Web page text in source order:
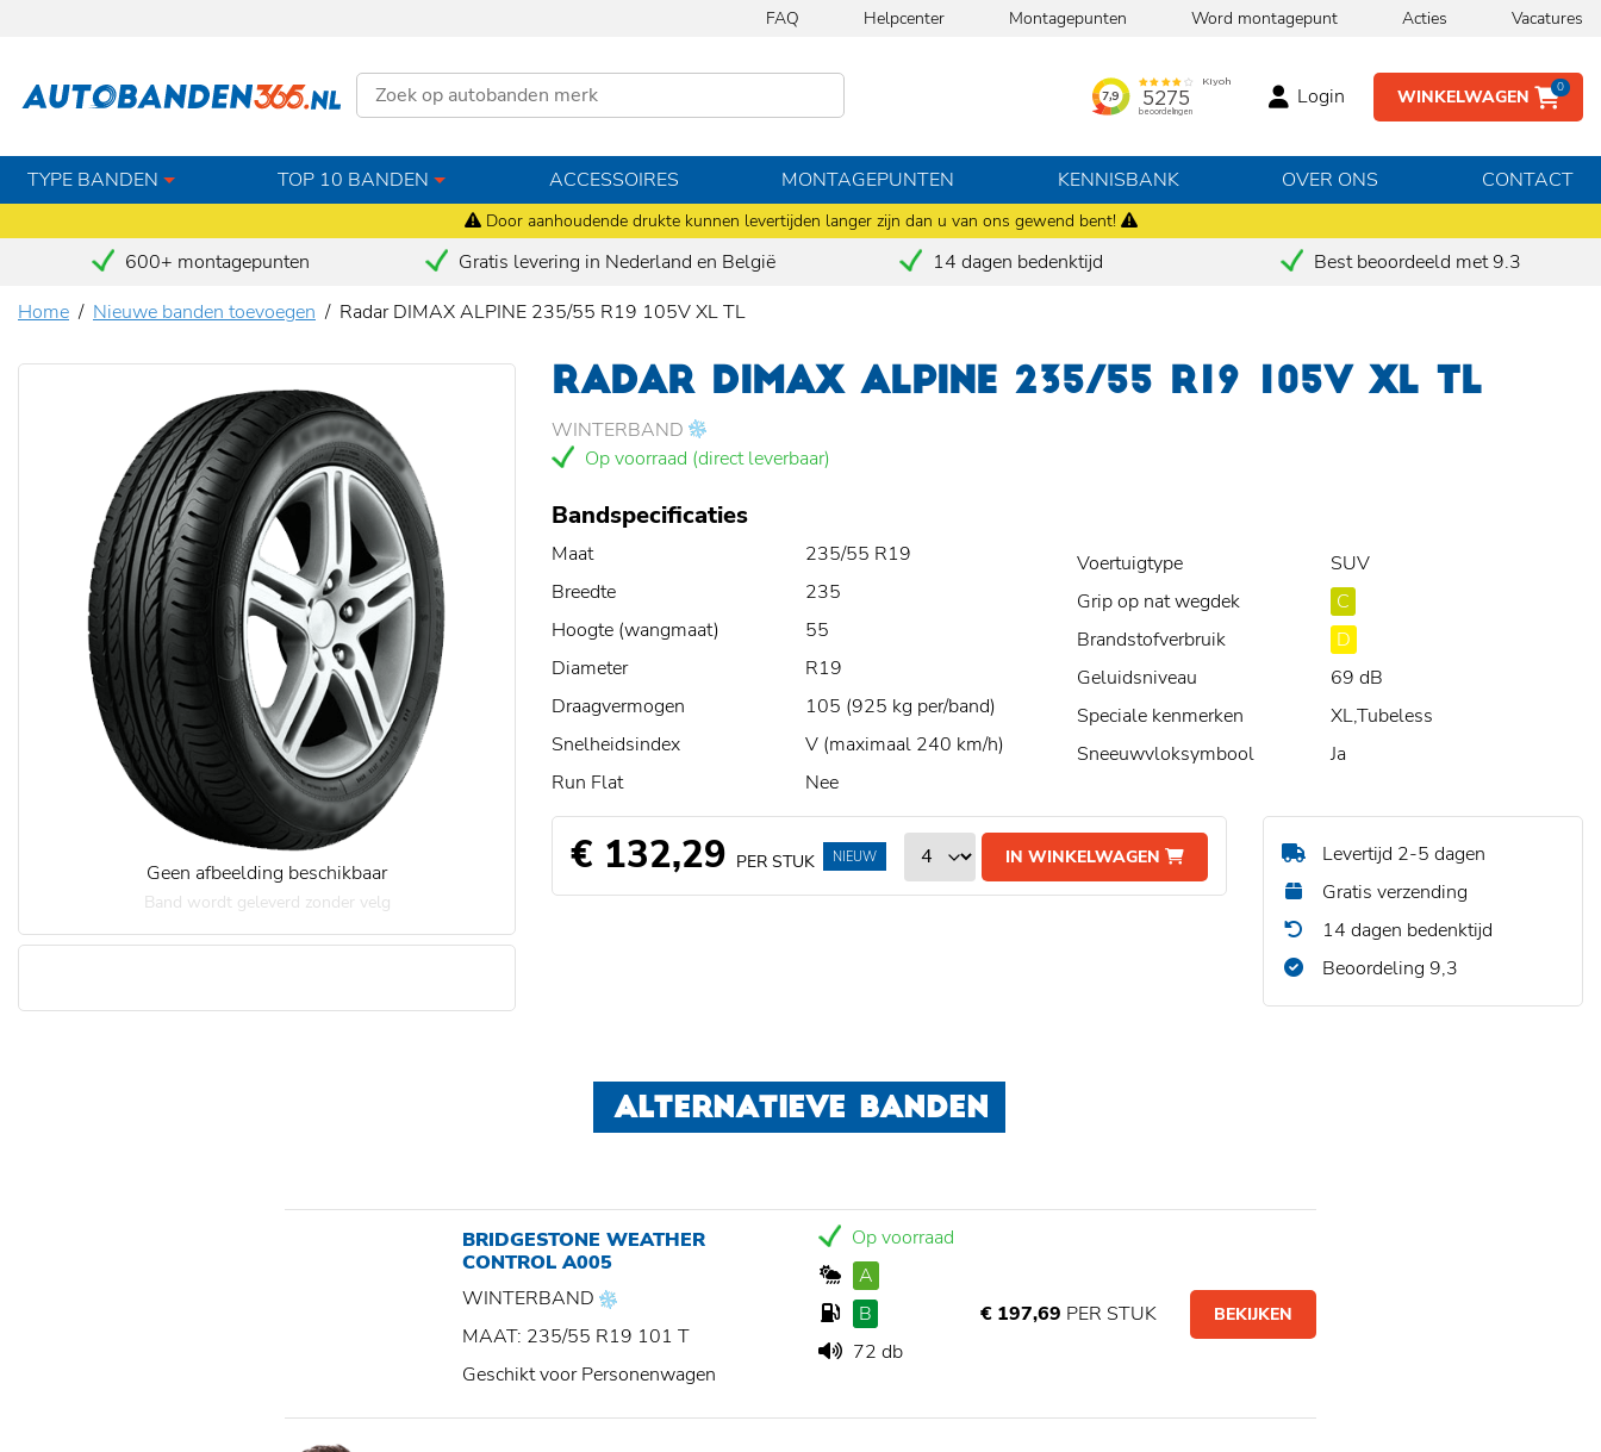
Door aanhoudende drukte kunnen levertijden langer zijn dan u van ons gewend bent!
FAQ Helpcenter Montagepunten Word montagepunt Acties Vacatures
WINKELWAGEN 0
Login
TYPE BANDEN TOP 10 BANDEN ACCESSOIRES MONTAGEPUNTEN KENNISBANK OVER ONS CONTACT
600+ montagepunten Gratis levering in Nederland en België 14 dagen bedenktijd
Best beoordeeld met 9.3
Home
Nieuwe banden toevoegen Radar DIMAX ALPINE 235/55 R19 105V XL TL
Geen afbeelding beschikbaar
Band wordt geleverd zonder velg
RADAR DIMAX ALPINE 235/55 R19 105V XL TL
WINTERBAND
Op voorraad (direct leverbaar)
Bandspecificaties
Maat
235/55 R19
Breedte
235
Hoogte (wangmaat)
55
Diameter
R19
Draagvermogen
105 (925 kg per/band)
Snelheidsindex
V (maximaal 240 km/h)
Run Flat
Nee
Voertuigtype
SUV
Grip op nat wegdek
C
Brandstofverbruik
D
Geluidsniveau
69 dB
Speciale kenmerken
XL,Tubeless
Sneeuwvloksymbool
Ja
€ 132,29 PER STUK IN WINKELWAGEN
NIEUW
Levertijd 2-5 dagen
Gratis verzending
14 dagen bedenktijd
Beoordeling 9,3
ALTERNATIEVE BANDEN
BRIDGESTONE WEATHER
CONTROL A005
WINTERBAND
MAAT: 235/55 R19 101 T
Geschikt voor Personenwagen
Op voorraad
A
B
72 db
€ 197,69 PER STUK BEKIJKEN